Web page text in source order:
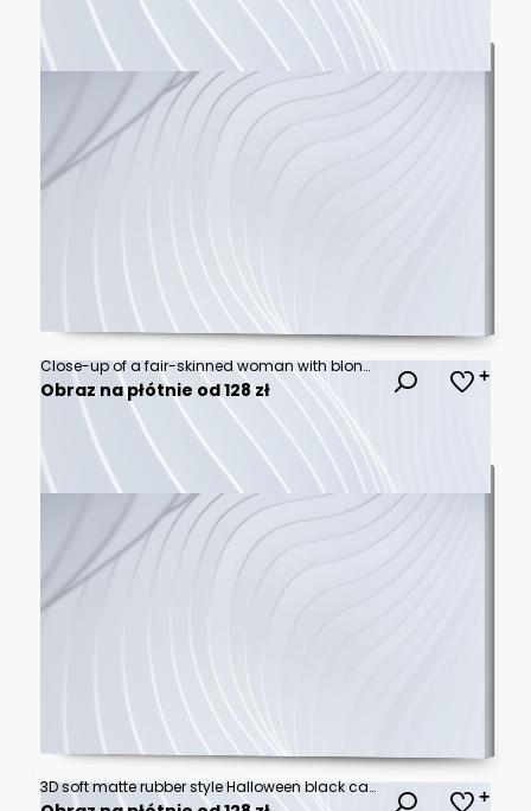
Close-up of a fair-skinned woman with blonde, wavy hair and light eyes
Obraz na płótnie od 128 zł
3D soft matte rubber style Halloween black cat icon PNG transparent